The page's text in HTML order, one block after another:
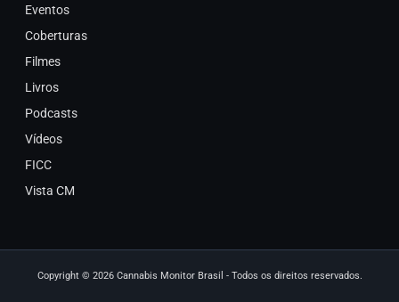
Eventos
Coberturas
Filmes
Livros
Podcasts
Vídeos
FICC
Vista CM
Copyright © 2026 Cannabis Monitor Brasil - Todos os direitos reservados.